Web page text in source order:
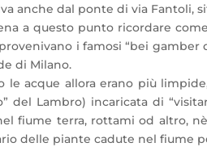
anche dal ponte di via Fantoli,
a questo punto ricordare
i famosi “bei
di Milano.
le acque allora erano più
del Lambro) incaricata di
fiume terra, rottami od altro,
delle piante cadute nel fiume